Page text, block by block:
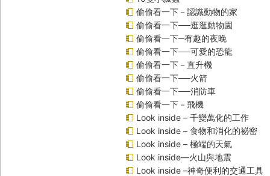
偷偷看一下－認識動物的家
偷偷看一下──逛逛動物園
偷偷看一下─有趣的夜晚
偷偷看一下──可愛的恐龍
偷偷看一下－直升機
偷偷看一下──火箭
偷偷看一下──消防車
偷偷看一下－飛機
Look inside – 千變萬化的工作
Look inside – 食物和消化的祕密
Look inside – 極端的天氣
Look inside—火山與地震
Look inside –神奇便利的交通工具